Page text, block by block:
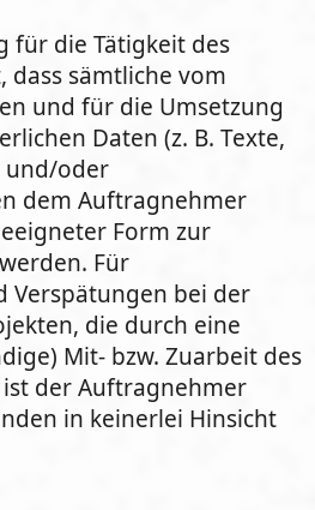
für die Tätigkeit des
sämtliche vom
und für die Umsetzung
Daten (z. B. Texte,
und/oder
dem Auftragnehmer
Form zur
Für
Verspätungen bei der
die durch eine
Mit- bzw. Zuarbeit des
der Auftragnehmer
in keinerlei Hinsicht